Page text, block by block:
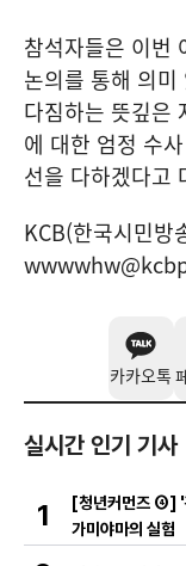
참석자들은 이번
논의를 통해 의
다짐하는 뜻깊은
에 대한 엄정 수
선을 다하겠다고
KCB(한국시민방
카카오톡
실시간 인기 기사
1
[청년커먼즈 ④] '
가미야마의 실험